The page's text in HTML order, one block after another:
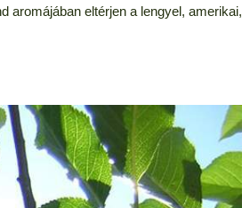
aromájában eltérjen a lengyel, amerikai,